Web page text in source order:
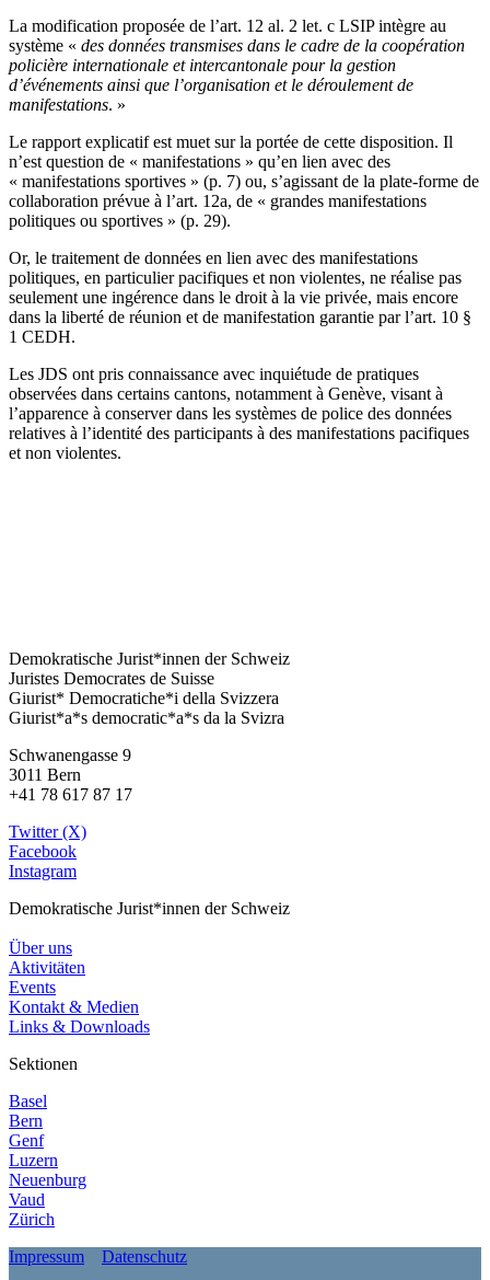
La modification proposée de l’art. 12 al. 2 let. c LSIP intègre au
système « des données transmises dans le cadre de la coopération
policière internationale et intercantonale pour la gestion
d’événements ainsi que l’organisation et le déroulement de
manifestations. »
Le rapport explicatif est muet sur la portée de cette disposition. Il
n’est question de « manifestations » qu’en lien avec des
« manifestations sportives » (p. 7) ou, s’agissant de la plate-forme de
collaboration prévue à l’art. 12a, de « grandes manifestations
politiques ou sportives » (p. 29).
Or, le traitement de données en lien avec des manifestations
politiques, en particulier pacifiques et non violentes, ne réalise pas
seulement une ingérence dans le droit à la vie privée, mais encore
dans la liberté de réunion et de manifestation garantie par l’art. 10 §
1 CEDH.
Les JDS ont pris connaissance avec inquiétude de pratiques
observées dans certains cantons, notamment à Genève, visant à
l’apparence à conserver dans les systèmes de police des données
relatives à l’identité des participants à des manifestations pacifiques
et non violentes.
Demokratische Jurist*innen der Schweiz
Juristes Democrates de Suisse
Giurist* Democratiche*i della Svizzera
Giurist*a*s democratic*a*s da la Svizra
Schwanengasse 9
3011 Bern
+41 78 617 87 17
Twitter (X)
Facebook
Instagram
Demokratische Jurist*innen der Schweiz
Über uns
Aktivitäten
Events
Kontakt & Medien
Links & Downloads
Sektionen
Basel
Bern
Genf
Luzern
Neuenburg
Vaud
Zürich
Impressum
Datenschutz